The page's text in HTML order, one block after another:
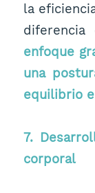
la
diferencia
enfoque
una
equilibrio
7.
corporal